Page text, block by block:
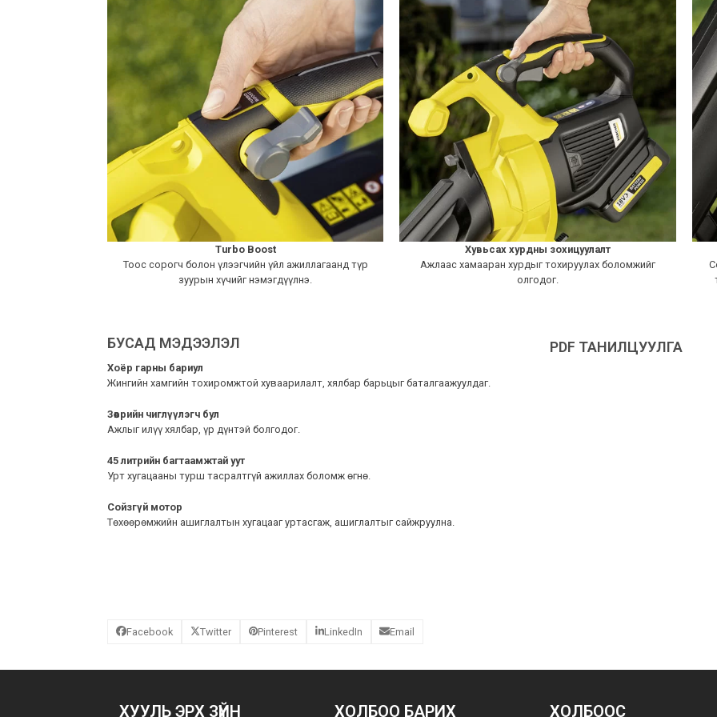
Turbo Boost
Тоос сорогч болон үлээгчийн үйл ажиллагаанд түр
зуурын хүчийг нэмэгдүүлнэ.
Хувьсах хурдны зохицуулалт
Ажлаас хамааран хурдыг тохируулах боломжийг
олгодог.
БУСАД МЭДЭЭЛЭЛ
Хоёр гарны бариул
Жингийн хамгийн тохиромжтой хуваарилалт, хялбар барьцыг баталгаажуулдаг.
Зөөврийн чиглүүлэгч бул
Ажлыг илүү хялбар, үр дүнтэй болгодог.
45 литрийн багтаамжтай уут
Урт хугацааны турш тасралтгүй ажиллах боломж өгнө.
Сойзгүй мотор
Төхөөрөмжийн ашиглалтын хугацааг уртасгаж, ашиглалтыг сайжруулна.
PDF ТАНИЛЦУУЛГА
Facebook Twitter Pinterest LinkedIn Email
ХУУЛЬ ЭРХ ЗҮЙН ХОЛБОО БАРИХ ХОЛБООС